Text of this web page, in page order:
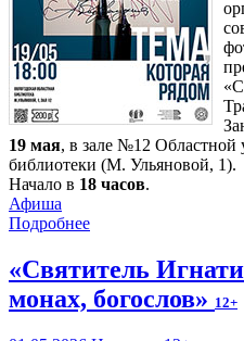
19 мая, в зале №12 Областной
библиотеки (М. Ульяновой, 1).
Начало в 18 часов.
Афиша
Подробнее
«Святитель
монах, богослов» 12+